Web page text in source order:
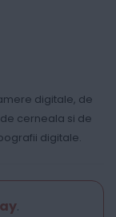
digitale, de
cerneala si de
digitale.
.